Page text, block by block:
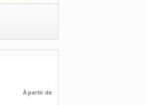
À partir de